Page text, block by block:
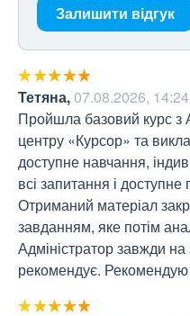
Залишити відгук
Тетяна,07.08.2026, 14:24
Пройшла базовий курс
центру «Курсор» та
доступне навчання,
всі запитання і
Отриманий матеріал
завданням, яке потім
Адміністратор завжди на
рекомендує.